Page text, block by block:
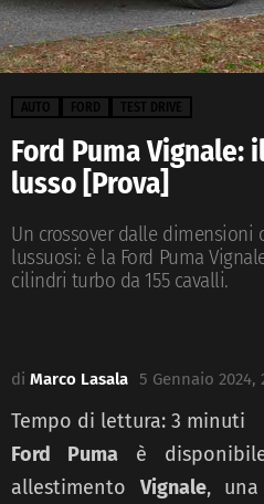
AUTO FORD TEST DRIVE
Ford Puma Vignale:
lusso [Prova]
Un crossover dalle
lussuosi: è la Ford Puma
cilindri turbo da 155 cavalli.
di Marco Lasala 5 Gennaio 2024,
Tempo di lettura: 3 minuti
Ford Puma è
allestimento Vignale, una